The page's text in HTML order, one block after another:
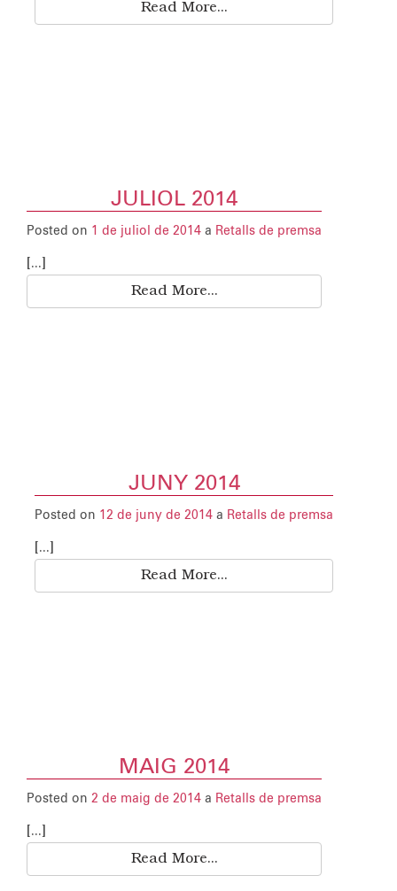
Read More...
JULIOL 2014
Posted on 1 de juliol de 2014 a Retalls de premsa
[...]
Read More...
JUNY 2014
Posted on 12 de juny de 2014 a Retalls de premsa
[...]
Read More...
MAIG 2014
Posted on 2 de maig de 2014 a Retalls de premsa
[...]
Read More...